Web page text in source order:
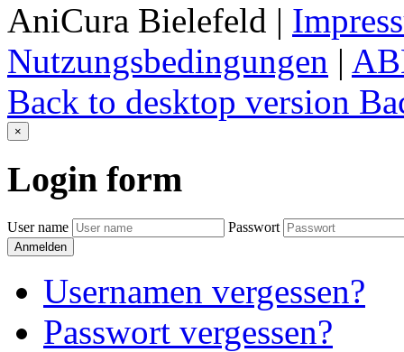
AniCura Bielefeld |
Nutzungsbedingungen |
Back to desktop version
×
Login form
User name Passwort
Anmelden
Usernamen vergessen?
Passwort vergessen?